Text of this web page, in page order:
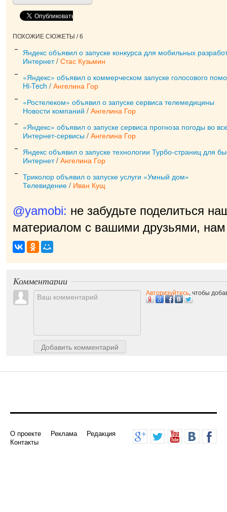
ПОХОЖИЕ СЮЖЕТЫ / 6
Яндекс объявил о запуске конкурса для мобильных
Интернет/ Стас Кузьмин
«Яндекс» объявил о коммерческом запуске голосового
Hi-Tech / Ангелина Гор
«Ростелеком» объявил о запуске сервиса телемедицины
Новости компаний / Ангелина Гор
«Яндекс» объявил о запуске сервиса прогноза погоды во
Интернет-сервисы / Ангелина Гор
Яндекс объявил о запуске технологии Турбо-страниц для
Интернет/ Ангелина Гор
Триколор объявил о запуске услуги «Умный дом»
Телевидение / Иван Кущ
@yamobi: не забудьте поделиться
материалом с вашими друзьями, нам
прия|
Комментарии